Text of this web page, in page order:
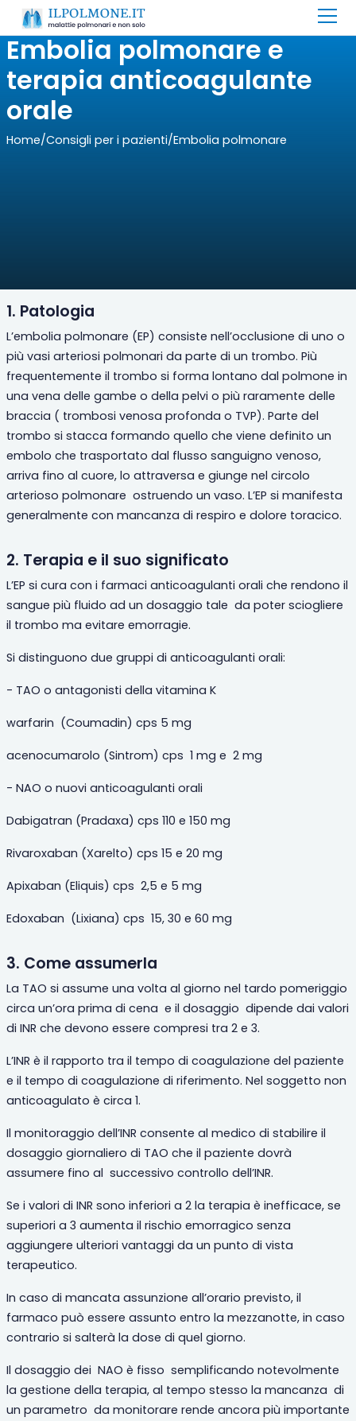
Embolia polmonare e
terapia anticoagulante
orale
Home/Consigli per i pazienti/Embolia polmonare
1. Patologia
L’embolia polmonare (EP) consiste nell’occlusione di uno o
più vasi arteriosi polmonari da parte di un trombo. Più
frequentemente il trombo si forma lontano dal polmone in
una vena delle gambe o della pelvi o più raramente delle
braccia ( trombosi venosa profonda o TVP). Parte del
trombo si stacca formando quello che viene definito un
embolo che trasportato dal flusso sanguigno venoso,
arriva fino al cuore, lo attraversa e giunge nel circolo
arterioso polmonare ostruendo un vaso. L’EP si manifesta
generalmente con mancanza di respiro e dolore toracico.
2. Terapia e il suo significato
L’EP si cura con i farmaci anticoagulanti orali che rendono il
sangue più fluido ad un dosaggio tale da poter sciogliere
il trombo ma evitare emorragie.
Si distinguono due gruppi di anticoagulanti orali:
- TAO o antagonisti della vitamina K
warfarin (Coumadin) cps 5 mg
acenocumarolo (Sintrom) cps 1 mg e 2 mg
- NAO o nuovi anticoagulanti orali
Dabigatran (Pradaxa) cps 110 e 150 mg
Rivaroxaban (Xarelto) cps 15 e 20 mg
Apixaban (Eliquis) cps 2,5 e 5 mg
Edoxaban (Lixiana) cps 15, 30 e 60 mg
3. Come assumerla
La TAO si assume una volta al giorno nel tardo pomeriggio
circa un’ora prima di cena e il dosaggio dipende dai valori
di INR che devono essere compresi tra 2 e 3.
L’INR è il rapporto tra il tempo di coagulazione del paziente
e il tempo di coagulazione di riferimento. Nel soggetto non
anticoagulato è circa 1.
Il monitoraggio dell’INR consente al medico di stabilire il
dosaggio giornaliero di TAO che il paziente dovrà
assumere fino al successivo controllo dell’INR.
Se i valori di INR sono inferiori a 2 la terapia è inefficace, se
superiori a 3 aumenta il rischio emorragico senza
aggiungere ulteriori vantaggi da un punto di vista
terapeutico.
In caso di mancata assunzione all’orario previsto, il
farmaco può essere assunto entro la mezzanotte, in caso
contrario si salterà la dose di quel giorno.
Il dosaggio dei NAO è fisso semplificando notevolmente
la gestione della terapia, al tempo stesso la mancanza di
un parametro da monitorare rende ancora più importante